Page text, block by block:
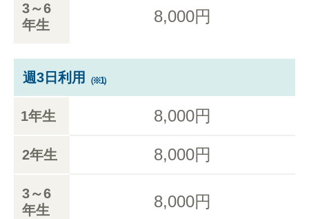
3～6
年生
8,000円
週3日利用 （※1）
1年生 8,000円
2年生 8,000円
3～6
年生
8,000円